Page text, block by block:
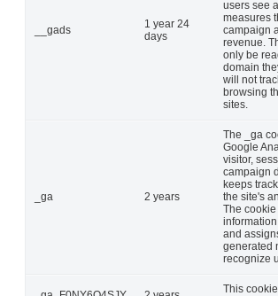
__gads
1 year 24
days
users see
measures
campaign
revenue.
only be
domain
will not
browsing
sites.
_ga 2 years
The _ga
Google
visitor,
campaign
keeps
the site's
The
and
generated
recognize
This